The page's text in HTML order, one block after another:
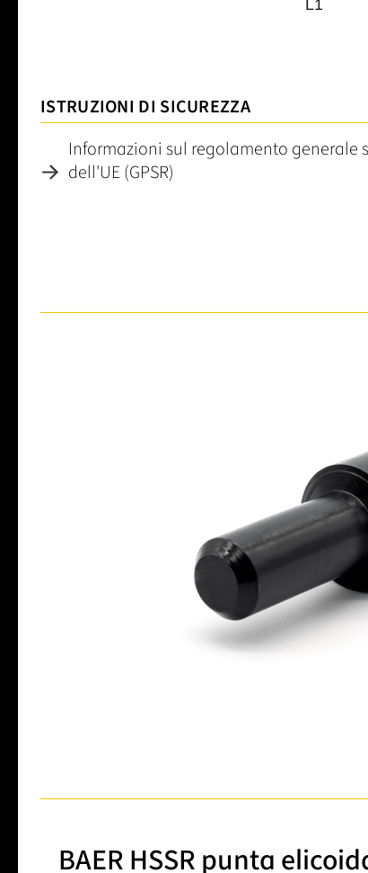
ISTRUZIONI DI SICUREZZA
Informazioni sul regolamento generale
dell'UE (GPSR)
BAER HSSR punta